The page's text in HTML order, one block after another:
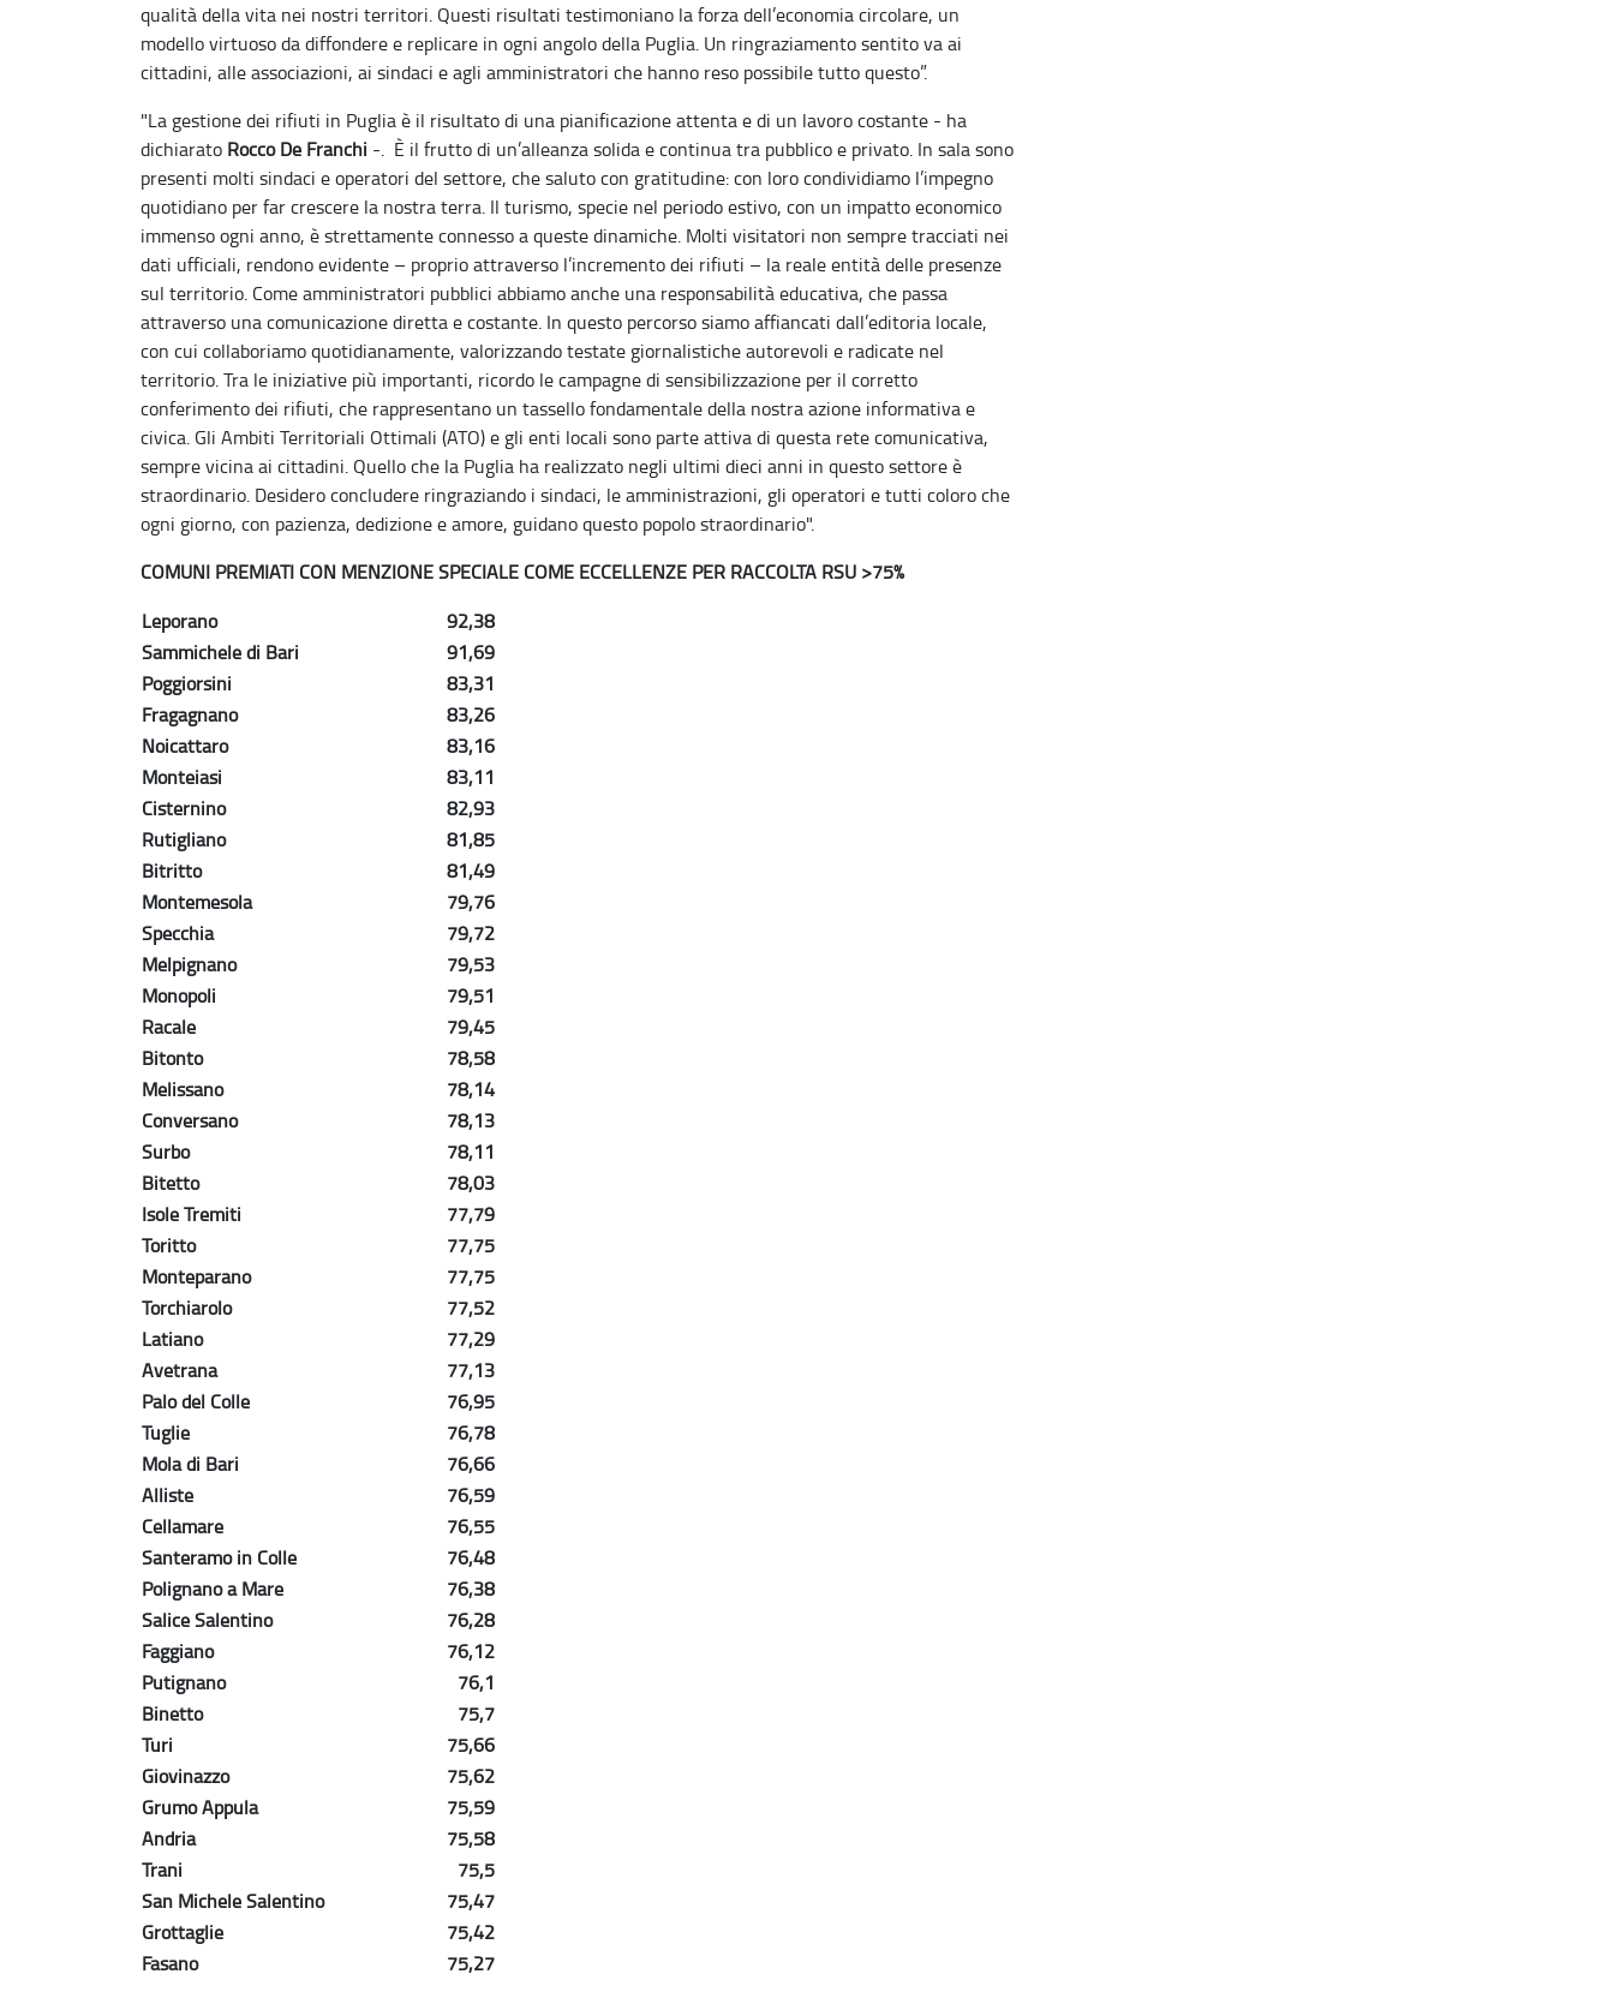
qualità della vita nei nostri territori. Questi risultati testimoniano la forza dell’economia circolare, un
modello virtuoso da diffondere e replicare in ogni angolo della Puglia. Un ringraziamento sentito va ai
cittadini, alle associazioni, ai sindaci e agli amministratori che hanno reso possibile tutto questo”.
"La gestione dei rifiuti in Puglia è il risultato di una pianificazione attenta e di un lavoro costante - ha
dichiarato Rocco De Franchi -. È il frutto di un’alleanza solida e continua tra pubblico e privato. In sala sono
presenti molti sindaci e operatori del settore, che saluto con gratitudine: con loro condividiamo l’impegno
quotidiano per far crescere la nostra terra. Il turismo, specie nel periodo estivo, con un impatto economico
immenso ogni anno, è strettamente connesso a queste dinamiche. Molti visitatori non sempre tracciati nei
dati ufficiali, rendono evidente – proprio attraverso l’incremento dei rifiuti – la reale entità delle presenze
sul territorio. Come amministratori pubblici abbiamo anche una responsabilità educativa, che passa
attraverso una comunicazione diretta e costante. In questo percorso siamo affiancati dall’editoria locale,
con cui collaboriamo quotidianamente, valorizzando testate giornalistiche autorevoli e radicate nel
territorio. Tra le iniziative più importanti, ricordo le campagne di sensibilizzazione per il corretto
conferimento dei rifiuti, che rappresentano un tassello fondamentale della nostra azione informativa e
civica. Gli Ambiti Territoriali Ottimali (ATO) e gli enti locali sono parte attiva di questa rete comunicativa,
sempre vicina ai cittadini. Quello che la Puglia ha realizzato negli ultimi dieci anni in questo settore è
straordinario. Desidero concludere ringraziando i sindaci, le amministrazioni, gli operatori e tutti coloro che
ogni giorno, con pazienza, dedizione e amore, guidano questo popolo straordinario".
COMUNI PREMIATI CON MENZIONE SPECIALE COME ECCELLENZE PER RACCOLTA RSU >75%
Leporano
92,38
Sammichele di Bari
91,69
Poggiorsini
83,31
Fragagnano
83,26
Noicattaro
83,16
Monteiasi
83,11
Cisternino
82,93
Rutigliano
81,85
Bitritto
81,49
Montemesola
79,76
Specchia
79,72
Melpignano
79,53
Monopoli
79,51
Racale
79,45
Bitonto
78,58
Melissano
78,14
Conversano
78,13
Surbo
78,11
Bitetto
78,03
Isole Tremiti
77,79
Toritto
77,75
Monteparano
77,75
Torchiarolo
77,52
Latiano
77,29
Avetrana
77,13
Palo del Colle
76,95
Tuglie
76,78
Mola di Bari
76,66
Alliste
76,59
Cellamare
76,55
Santeramo in Colle
76,48
Polignano a Mare
76,38
Salice Salentino
76,28
Faggiano
76,12
Putignano
76,1
Binetto
75,7
Turi
75,66
Giovinazzo
75,62
Grumo Appula
75,59
Andria
75,58
Trani
75,5
San Michele Salentino
75,47
Grottaglie
75,42
Fasano
75,27